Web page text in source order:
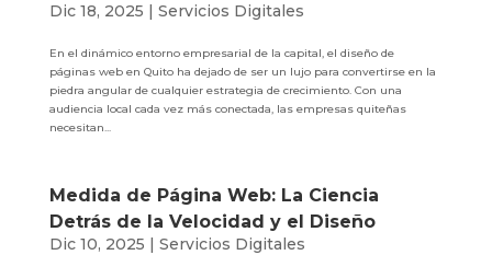
Dic 18, 2025 | Servicios Digitales
En el dinámico entorno empresarial de la capital, el diseño de
páginas web en Quito ha dejado de ser un lujo para convertirse en la
piedra angular de cualquier estrategia de crecimiento. Con una
audiencia local cada vez más conectada, las empresas quiteñas
necesitan...
Medida de Página Web: La Ciencia
Detrás de la Velocidad y el Diseño
Dic 10, 2025 | Servicios Digitales